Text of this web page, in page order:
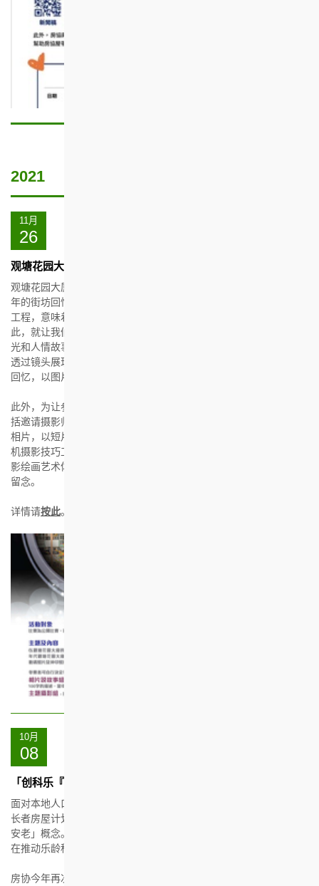
2021
目
及
活
动
介11月
26
观塘花园大厦时。地。人社区摄影比赛
观塘花园大厦是房协其中一条历史最悠久的出租屋邨，盛载着50多
年的街坊回忆及邻里故事。随着定安街安置屋邨项目陆续展开建筑
工程，意味着我们又进一步迈向观塘花园大厦二期的重建工作。际
此，就让我们和观塘花园大厦的居民及社区好好回味一下这里的时
光和人情故事。是次摄影比赛以「时、地、人」为主题，鼓励大家
透过镜头展现观塘花园大厦在不同年代的人情味或邨内景致的珍贵
回忆，以图片述说故事。
此外，为让参加者有更好的准备，主办机构将举办一系列活动，包
括邀请摄影师为观塘花园大厦拍摄一辑以「时。地。人」作主题的
相片，以短片形式向参加者分享以相片说故事的心得，并会举办手
机摄影技巧工作坊，及邀请社企光合作用举行拍摄工作坊，透过光
影绘画艺术体验，以观塘花园大厦为背景，为居民拍摄家庭照以作
留念。
详情请按此。
10月
08
「创科乐『耆』中」乐龄科技设计比赛 2021/22
面对本地人口老化，香港房屋协会（房协）于20多年前已开始推行
长者房屋计划，及后更在屋邨推出「乐得耆所」计划，提倡「居家
安老」概念。为让长者可拥有更自主及高质素的退休生活，房协亦
在推动乐龄科技上不遗余力。
房协今年再次举办乐龄科技设计比赛，并扩大大专学生组的范围，